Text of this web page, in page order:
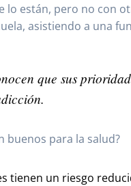
lo están, pero no con
asistiendo a una
que sus
buenos para la salud?
tienen un riesgo